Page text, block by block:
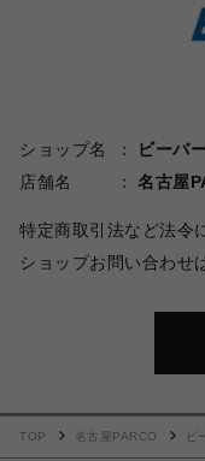
ショップ名
ビーバ
店舗名
名古屋
特定商取引法など法令
ショップお問い合わせ
TOP 名古屋PARCO ビ